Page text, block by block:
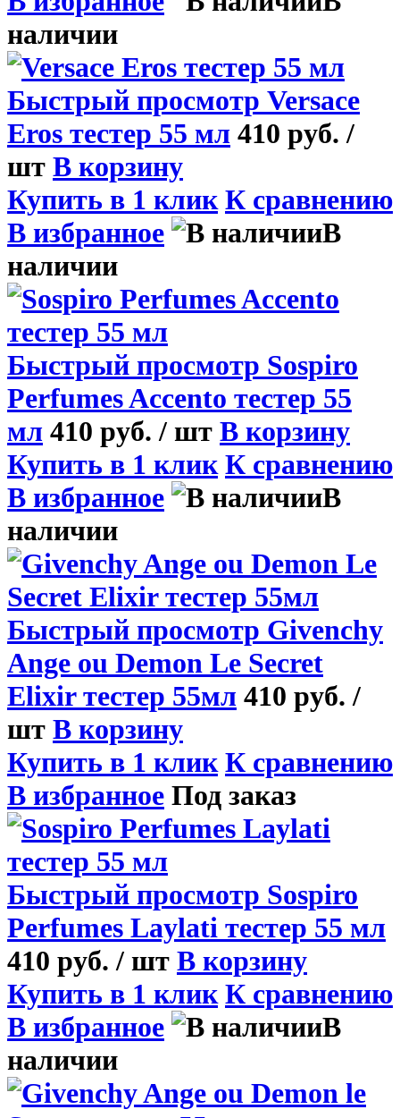
наличии
Быстрый просмотр Versace
Eros тестер 55 мл 410 руб./
шт В корзину
Купить в 1 клик К сравнению
В избранное
В
наличии
Быстрый просмотр Sospiro
Perfumes Accento тестер 55
мл 410 руб./ шт В корзину
Купить в 1 клик К сравнению
В избранное
В
наличии
Быстрый просмотр Givenchy
Ange ou Demon Le Secret
Elixir тестер 55мл 410 руб./
шт В корзину
Купить в 1 клик К сравнению
В избранное Под заказ
Быстрый просмотр Sospiro
Perfumes Laylati тестер 55 мл
410 руб./ шт В корзину
Купить в 1 клик К сравнению
В избранное
В
наличии